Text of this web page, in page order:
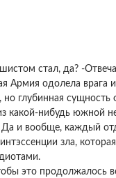
стал, да? -
одолела врага
но глубинная
какой-нибудь
Да и вообще, каждый
зла,
это продолжалось